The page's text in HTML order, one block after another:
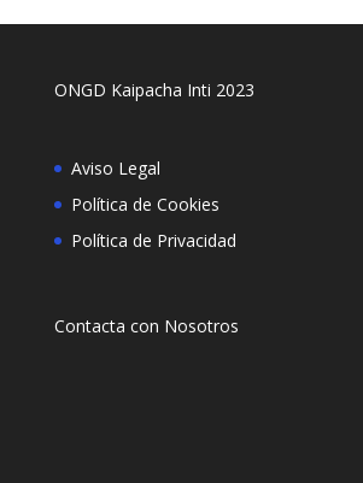
ONGD Kaipacha Inti 2023
Aviso Legal
Política de Cookies
Política de Privacidad
Contacta con Nosotros